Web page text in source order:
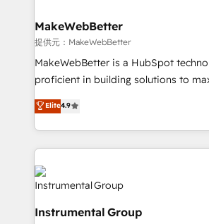
market execution. Why B2B Businesses Choose RP: -
Secure: Soc2 compliant 🛡️ - Pricing: Implementations
starting at $1,5k 💵 - Speed: Launch in 14 days ⚡ -
Global: 75+ RPers across five continents 🌐 - Scale:
HubSpot Partner 🪴 - Sales Hub: More
implementations than any other
agency for an Ops problem. Don't
agency for a growth problem. Hire a partner built to
solve both.
MakeWebBetter
提供元：MakeWebBetter
MakeWebBetter is a HubSpot
proficient in building solutions to
operational efficiency of HubSpot.
growing tech-enabler & facilitator,
hands you the blend of HubSpot
eminent solutions & integrations. Trust us to
streamline your HubSpot experience.
Elite Partners with 10+ years of
Premier Partner 2023 🌟5 HubSpot
Elite4.9
Instrumental Group